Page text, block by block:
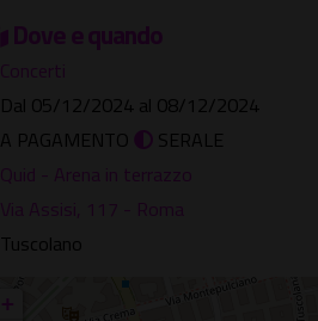
Dove e quando
Concerti
Dal 05/12/2024 al 08/12/2024
A PAGAMENTO
SERALE
Quid - Arena in terrazzo
Via Assisi, 117 - Roma
Tuscolano
+